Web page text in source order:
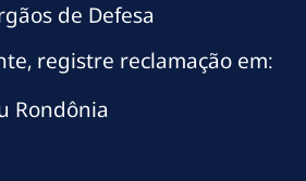
de Defesa
registre reclamação em:
Rondônia